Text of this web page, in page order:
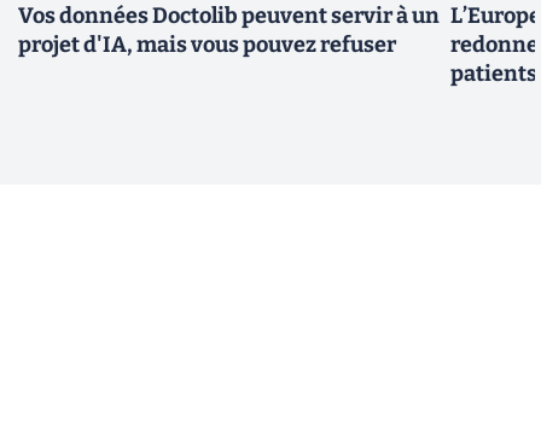
Vos données Doctolib peuvent servir à un
projet d'IA, mais vous pouvez refuser
patients